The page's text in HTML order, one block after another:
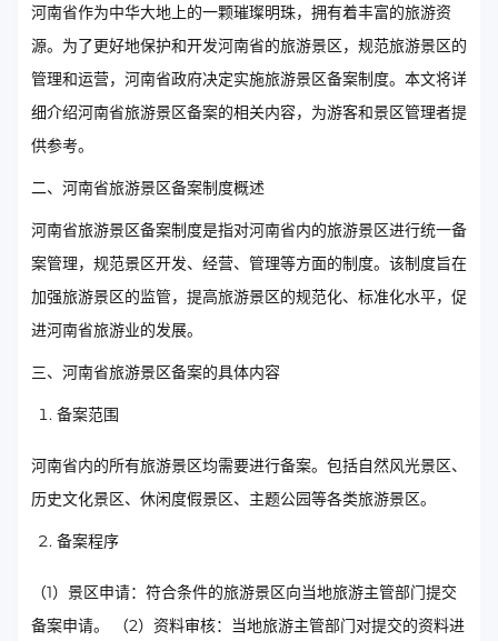
河南省作为中华大地上的一颗璀璨明珠，拥有着丰富的旅游资
源。为了更好地保护和开发河南省的旅游景区，规范旅游景区的
管理和运营，河南省政府决定实施旅游景区备案制度。本文将详
细介绍河南省旅游景区备案的相关内容，为游客和景区管理者提
供参考。
二、河南省旅游景区备案制度概述
河南省旅游景区备案制度是指对河南省内的旅游景区进行统一备
案管理，规范景区开发、经营、管理等方面的制度。该制度旨在
加强旅游景区的监管，提高旅游景区的规范化、标准化水平，促
进河南省旅游业的发展。
三、河南省旅游景区备案的具体内容
备案范围
河南省内的所有旅游景区均需要进行备案。包括自然风光景区、
历史文化景区、休闲度假景区、主题公园等各类旅游景区。
备案程序
（1）景区申请：符合条件的旅游景区向当地旅游主管部门提交
备案申请。 （2）资料审核：当地旅游主管部门对提交的资料进